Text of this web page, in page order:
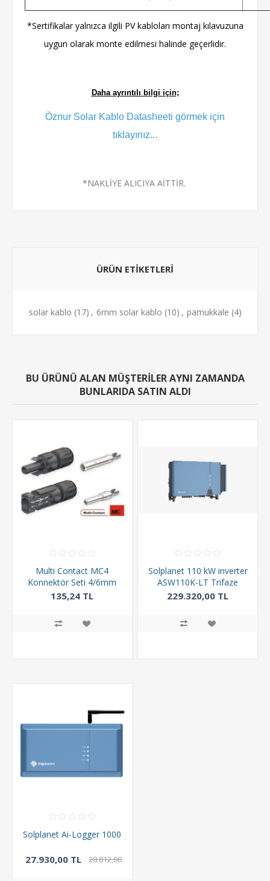
*Sertifikalar yalnızca ilgili PV kabloları montaj kılavuzuna
uygun olarak monte edilmesi halinde geçerlidir.
Daha ayrıntılı bilgi için;
Öznur Solar Kablo Datasheeti görmek için
tıklayınız...
*NAKLİYE ALICIYA AİTTİR.
ÜRÜN ETIKETLERI
solar kablo (17) , 6mm solar kablo (10) , pamukkale (4)
BU ÜRÜNÜ ALAN MÜŞTERILER AYNI ZAMANDA
BUNLARIDA SATIN ALDI
Multi Contact MC4
Konnektör Seti 4/6mm
(by Staubli)
135,24 TL
Solplanet 110 kW inverter
ASW110K-LT Trifaze
10MPPT
229.320,00 TL
Solplanet Ai-Logger 1000
27.930,00 TL
28.812,00